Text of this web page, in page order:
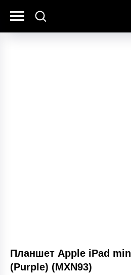
Планшет Apple iPad
(Purple) (MXN93)